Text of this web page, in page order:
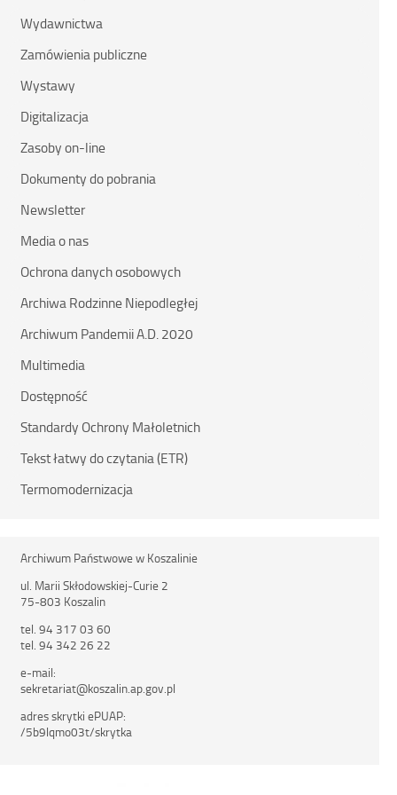
Wydawnictwa
Zamówienia publiczne
Wystawy
Digitalizacja
Zasoby on-line
Dokumenty do pobrania
Newsletter
Media o nas
Ochrona danych osobowych
Archiwa Rodzinne Niepodległej
Archiwum Pandemii A.D. 2020
Multimedia
Dostępność
Standardy Ochrony Małoletnich
Tekst łatwy do czytania (ETR)
Termomodernizacja
Archiwum Państwowe w Koszalinie
ul. Marii Skłodowskiej-Curie 2
75-803 Koszalin
tel. 94 317 03 60
tel. 94 342 26 22
e-mail:
sekretariat@koszalin.ap.gov.pl
adres skrytki ePUAP:
/5b9lqmo03t/skrytka